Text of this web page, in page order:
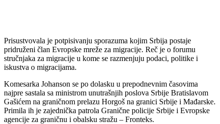
Prisustvovala je potpisivanju sporazuma kojim Srbija postaje
pridruženi član Evropske mreže za migracije. Reč je o forumu
stručnjaka za migracije u kome se razmenjuju podaci, politike i
iskustva o migracijama.
Komesarka Johanson se po dolasku u prepodnevnim časovima
najpre sastala sa ministrom unutrašnjih poslova Srbije Bratislavom
Gašićem na graničnom prelazu Horgoš na granici Srbije i Mađarske.
Primila ih je zajednička patrola Granične policije Srbije i Evropske
agencije za graničnu i obalsku stražu – Fronteks.